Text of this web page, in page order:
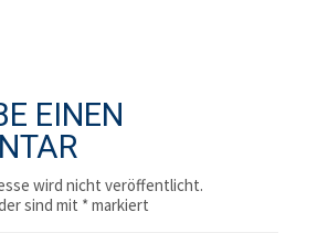
EINEN
wird nicht veröffentlicht.
sind mit *markiert